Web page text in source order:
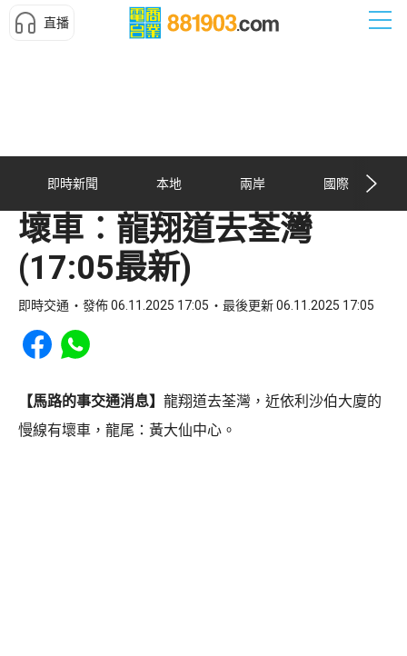
直播
即時新聞 本地 兩岸 國際
壞車︰龍翔道去荃灣
(17:05最新)
即時交通 發佈 06.11.2025 17:05 最後更新 06.11.2025 17:05
Share to Facebook
Share to WhatsApp
【馬路的事交通消息】 龍翔道去荃灣，近依利沙伯大廈的
慢線有壞車，龍尾：黃大仙中心。